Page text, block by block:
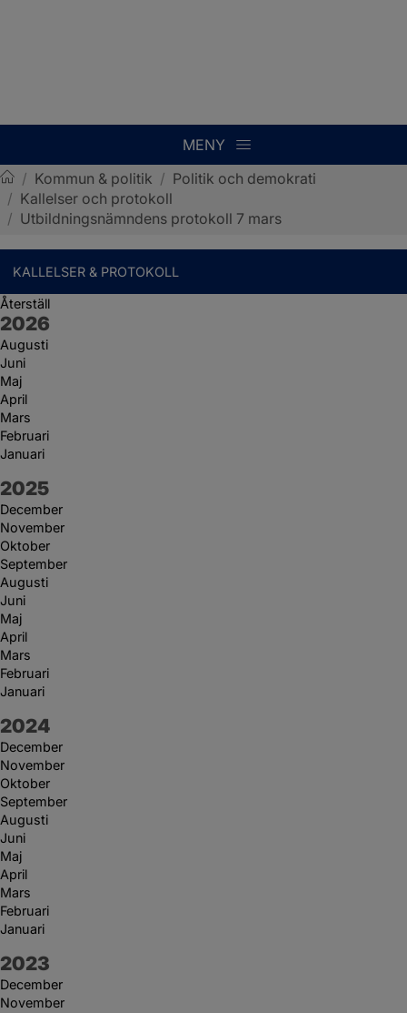
MENY
Sotenäs kommun
/ Kommun & politik / Politik och demokrati
/ Kallelser och protokoll
/ Utbildningsnämndens protokoll 7 mars
KALLELSER & PROTOKOLL
Återställ
År:
2026
Augusti
Juni
Maj
April
Mars
Februari
Januari
År:
2025
December
November
Oktober
September
Augusti
Juni
Maj
April
Mars
Februari
Januari
År:
2024
December
November
Oktober
September
Augusti
Juni
Maj
April
Mars
Februari
Januari
År:
2023
December
November